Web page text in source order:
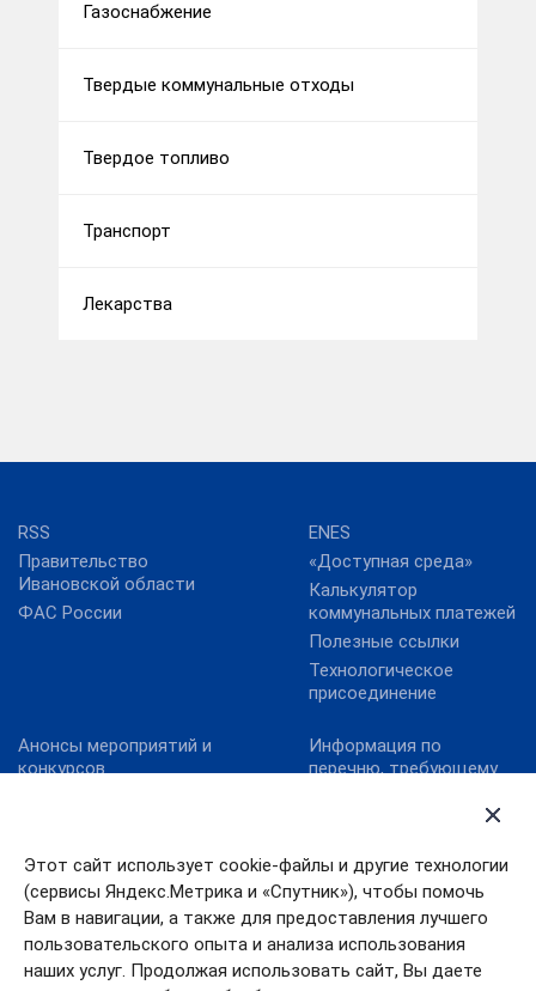
Этот сайт использует cookie-файлы и другие технологии
(сервисы Яндекс.Метрика и «Спутник»), чтобы помочь
Вам в навигации, а также для предоставления лучшего
пользовательского опыта и анализа использования
наших услуг. Продолжая использовать сайт, Вы даете
Газоснабжение
Твердые коммунальные отходы
Твердое топливо
Транспорт
Лекарства
RSS
Правительство
Ивановской области
ФАС России
ENES
«Доступная среда»
Калькулятор
коммунальных платежей
Полезные ссылки
Технологическое
присоединение
Анонсы мероприятий и
конкурсов
энергосбережения и
повышения
энергоэффективности.
Новости
Информация по
перечню, требующему
Ивановской области от
13.10.2011№ 316-п
Конкурс «МедиаТЭК»